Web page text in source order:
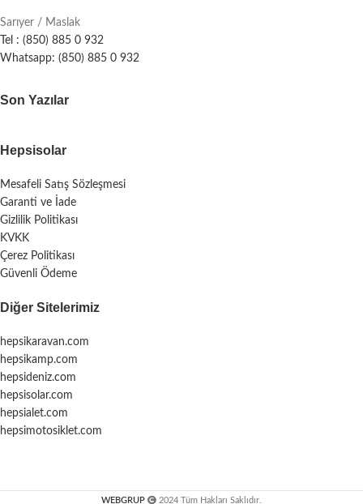
Sarıyer / Maslak
Tel : (850) 885 0 932
Whatsapp: (850) 885 0 932
Son Yazılar
Hepsisolar
Mesafeli Satış Sözleşmesi
Garanti ve İade
Gizlilik Politikası
KVKK
Çerez Politikası
Güvenli Ödeme
Diğer Sitelerimiz
hepsikaravan.com
hepsikamp.com
hepsideniz.com
hepsisolar.com
hepsialet.com
hepsimotosiklet.com
WEBGRUP 2024 Tüm Hakları Saklıdır.